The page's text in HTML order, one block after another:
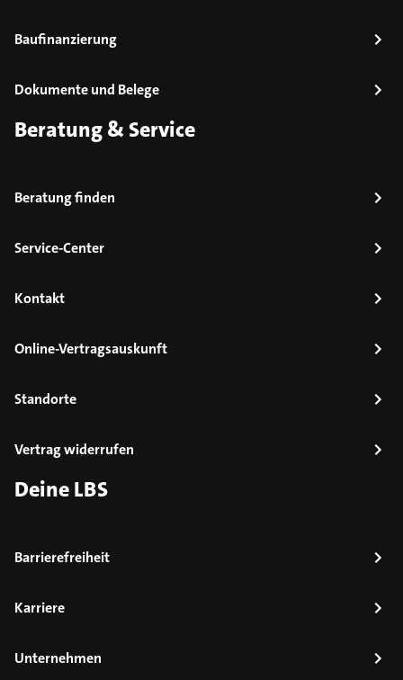
Baufinanzierung
Dokumente und Belege
Beratung & Service
Beratung finden
Service-Center
Kontakt
Online-Vertragsauskunft
Standorte
Vertrag widerrufen
Deine LBS
Barrierefreiheit
Karriere
Unternehmen